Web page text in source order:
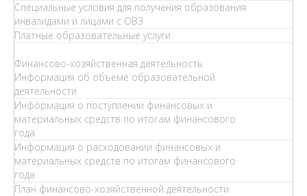
Специальные условия для получения образования
инвалидами и лицами с ОВЗ
Платные образовательные услуги
Финансово-хозяйственная деятельность
Информация об объеме образовательной
деятельности
Информация о поступлении финансовых и
материальных средств по итогам финансового
года
Информация о расходовании финансовых и
материальных средств по итогам финансового
года
План финансово-хозяйственной деятельности